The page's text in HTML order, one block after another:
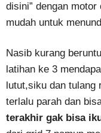
disini” dengan
mudah untuk
Nasib kurang
latihan ke 3
lutut,siku dan tulang
terlalu parah dan
terakhir gak bisa